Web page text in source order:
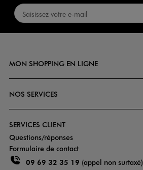
MON SHOPPING EN LIGNE
NOS SERVICES
SERVICES CLIENT
Questions/réponses
Formulaire de contact
09 69 32 35 19 (appel non surtaxé)